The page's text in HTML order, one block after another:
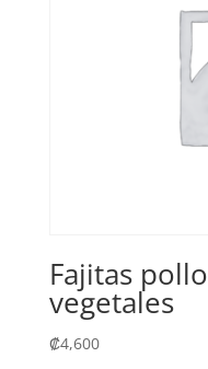
Fajitas
vegetales
₡4,600